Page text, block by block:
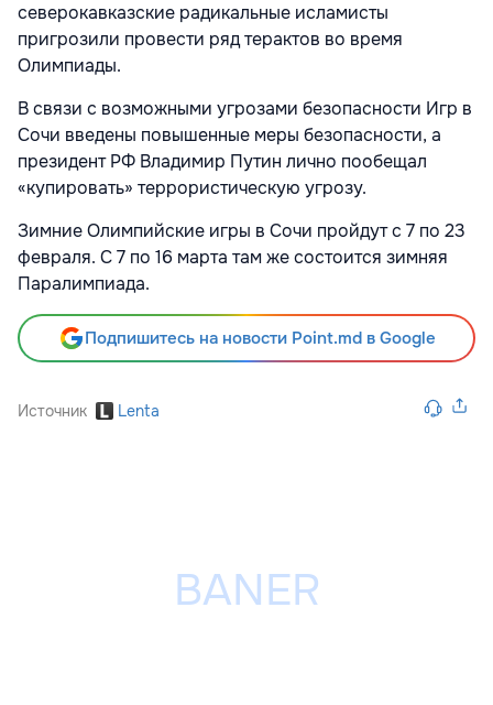
северокавказские радикальные исламисты
пригрозили провести ряд терактов во время
Олимпиады.
В связи с возможными угрозами безопасности Игр в
Сочи введены повышенные меры безопасности, а
президент РФ Владимир Путин лично пообещал
«купировать» террористическую угрозу.
Зимние Олимпийские игры в Сочи пройдут с 7 по 23
февраля. С 7 по 16 марта там же состоится зимняя
Паралимпиада.
Подпишитесь на новости Point.md в Google
Источник Lenta